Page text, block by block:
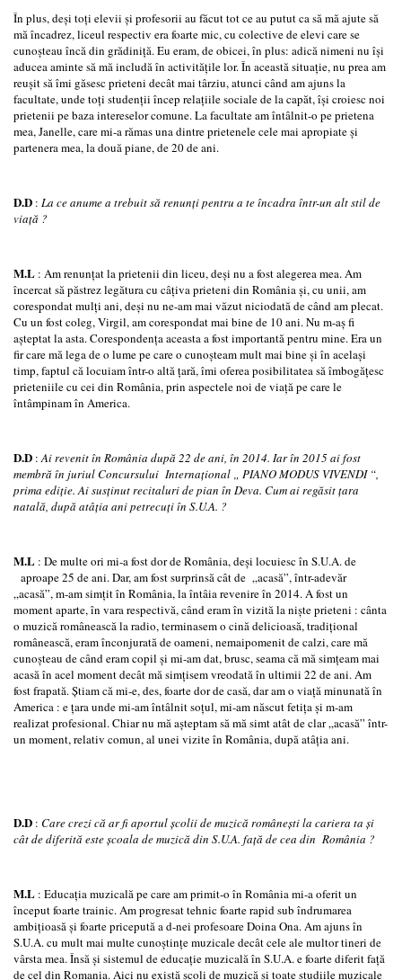
În plus, deşi toţi elevii şi profesorii au făcut tot ce au putut ca să mă ajute să
mă încadrez, liceul respectiv era foarte mic, cu colective de elevi care se
cunoşteau încă din grădiniţă. Eu eram, de obicei, în plus: adică nimeni nu îşi
aducea aminte să mă includă în activităţile lor. În această situaţie, nu prea am
reuşit să îmi găsesc prieteni decât mai târziu, atunci când am ajuns la
facultate, unde toţi studenţii încep relaţiile sociale de la capăt, îşi croiesc noi
prietenii pe baza intereselor comune. La facultate am întâlnit-o pe prietena
mea, Janelle, care mi-a rămas una dintre prietenele cele mai apropiate şi
partenera mea, la două piane, de 20 de ani.
D.D : La ce anume a trebuit să renunţi pentru a te încadra într-un alt stil de
viaţă ?
M.L : Am renunţat la prietenii din liceu, deşi nu a fost alegerea mea. Am
încercat să păstrez legătura cu câţiva prieteni din România şi, cu unii, am
corespondat mulţi ani, deşi nu ne-am mai văzut niciodată de când am plecat.
Cu un fost coleg, Virgil, am corespondat mai bine de 10 ani. Nu m-aş fi
aşteptat la asta. Corespondenţa aceasta a fost importantă pentru mine. Era un
fir care mă lega de o lume pe care o cunoşteam mult mai bine şi în acelaşi
timp, faptul că locuiam într-o altă ţară, îmi oferea posibilitatea să îmbogăţesc
prieteniile cu cei din România, prin aspectele noi de viaţă pe care le
întâmpinam în America.
D.D :Ai revenit în România după 22 de ani, în 2014. Iar în 2015 ai fost
membră în juriul Concursului Internaţional „ PIANO MODUS VIVENDI “,
prima ediţie. Ai susţinut recitaluri de pian în Deva. Cum ai regăsit ţara
natală, după atâţia ani petrecuţi în S.U.A. ?
M.L : De multe ori mi-a fost dor de România, deşi locuiesc în S.U.A. de
aproape 25 de ani. Dar, am fost surprinsă cât de „acasă”, într-adevăr
„acasă”, m-am simţit în România, la întâia revenire în 2014. A fost un
moment aparte, în vara respectivă, când eram în vizită la nişte prieteni : cânta
o muzică românească la radio, terminasem o cină delicioasă, tradiţional
românească, eram înconjurată de oameni, nemaipomenit de calzi, care mă
cunoşteau de când eram copil şi mi-am dat, brusc, seama că mă simţeam mai
acasă în acel moment decât mă simţisem vreodată în ultimii 22 de ani. Am
fost frapată. Ştiam că mi-e, des, foarte dor de casă, dar am o viaţă minunată în
America : e ţara unde mi-am întâlnit soţul, mi-am născut fetiţa şi m-am
realizat profesional. Chiar nu mă aşteptam să mă simt atât de clar „acasă” într-
un moment, relativ comun, al unei vizite în România, după atâţia ani.
D.D : Care crezi că ar fi aportul şcolii de muzică româneşti la cariera ta şi
cât de diferită este şcoala de muzică din S.U.A. faţă de cea din România ?
M.L : Educaţia muzicală pe care am primit-o în România mi-a oferit un
început foarte trainic. Am progresat tehnic foarte rapid sub îndrumarea
ambiţioasă şi foarte pricepută a d-nei profesoare Doina Ona. Am ajuns în
S.U.A. cu mult mai multe cunoştinţe muzicale decât cele ale multor tineri de
vârsta mea. Însă şi sistemul de educaţie muzicală în S.U.A. e foarte diferit faţă
de cel din Romania. Aici nu există şcoli de muzică şi toate studiile muzicale